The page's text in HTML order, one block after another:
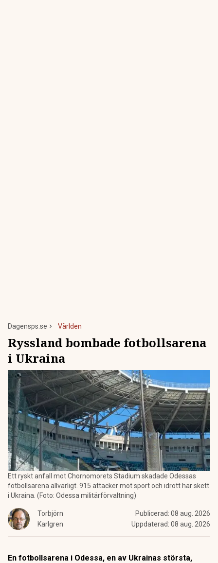
Dagensps.se Världen
Ryssland bombade fotbollsarena
i Ukraina
Ett ryskt anfall mot Chornomorets Stadium skadade Odessas
fotbollsarena allvarligt. 915 attacker mot sport och idrott har skett
i Ukraina. (Foto: Odessa militärförvaltning)
Torbjörn
Karlgren
Publicerad: 08 aug. 2026
Uppdaterad: 08 aug. 2026
En fotbollsarena i Odessa, en av Ukrainas största,